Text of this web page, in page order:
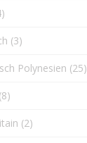
(3)
Polynesien (25)
(8)
(2)